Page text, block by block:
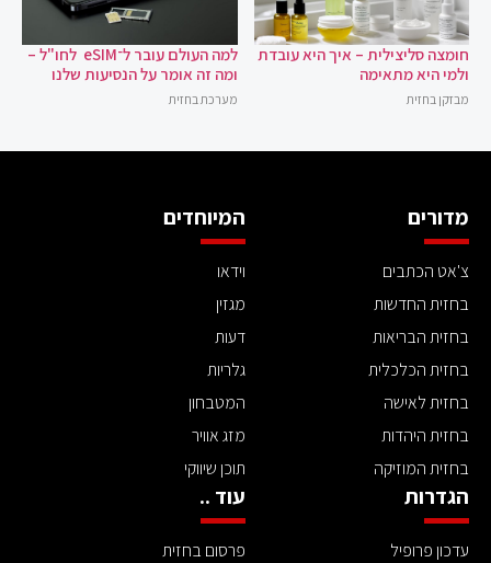
חומצה סליצילית – איך היא עובדת
ולמי היא מתאימה
מבזקן בחזית
למה העולם עובר ל־eSIM לחו"ל –
ומה זה אומר על הנסיעות שלנו
מערכת בחזית
מדורים
צ'אט הכתבים
בחזית החדשות
בחזית הבריאות
בחזית הכלכלית
בחזית לאישה
בחזית היהדות
בחזית המוזיקה
המיוחדים
וידאו
מגזין
דעות
גלריות
המטבחון
מזג אוויר
תוכן שיווקי
הגדרות
עדכון פרופיל
עוד ..
פרסום בחזית